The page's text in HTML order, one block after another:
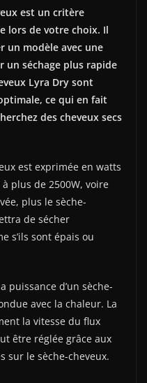
est un critère
lors de votre choix. Il
un modèle avec une
un séchage plus rapide
Lyra Dry sont
ce qui en fait
des cheveux secs
est exprimée en watts
plus de 2500W, voire
plus le sèche-
de sécher
s’ils sont épais ou
puissance d’un sèche-
avec la chaleur. La
la vitesse du flux
être réglée grâce aux
sur le sèche-cheveux.